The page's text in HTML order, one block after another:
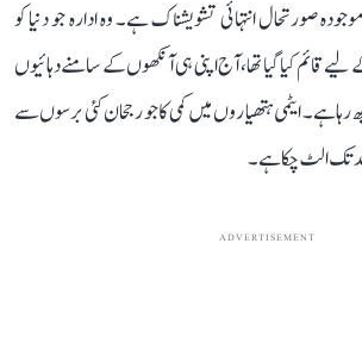
صورتحال انتہائی تشویشناک ہے۔ وہ ادارہ جو دنیا کو
قائم کیا گیا تھا، آج اپنی ہی آنکھوں کے سامنے دہائیوں
رہا ہے۔ ایٹمی ہتھیاروں میں کمی کا جو رجحان کئی برسوں سے
تک الٹ چکا ہے۔
ADVERTISEMENT